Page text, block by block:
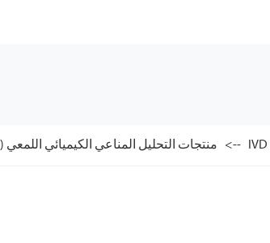
منتجات التحليل المناعي الكيميائي اللمعي (CLIA)